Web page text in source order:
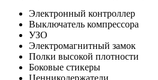
Электронный контроллер
Выключатель компрессора
УЗО
Электромагнитный замок
Полки высокой плотности
Боковые стикеры
Ценникодержатели